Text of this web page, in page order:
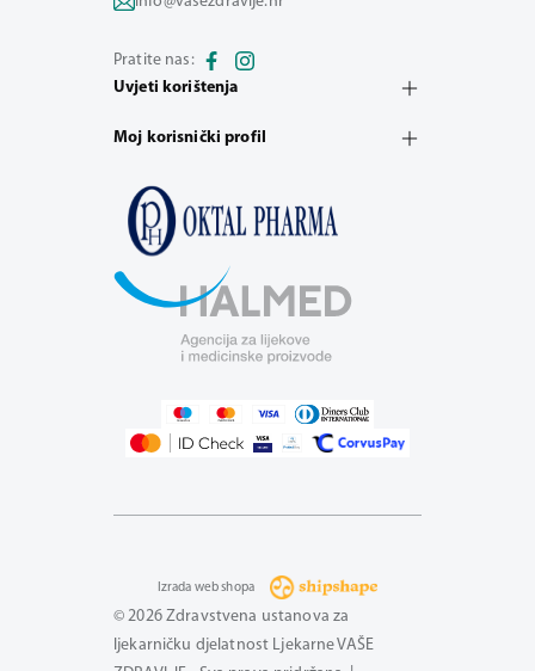
Pratite nas:
Uvjeti korištenja
Moj korisnički profil
© 2026 Zdravstvena ustanova za
ljekarničku djelatnost Ljekarne VAŠE
Izrada web shopa